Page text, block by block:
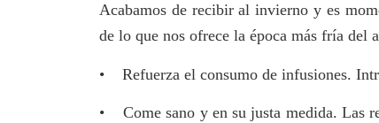
Acabamos de recibir al invierno y es
de lo que nos ofrece la época más fría del
• Refuerza el consumo de infusiones.
• Come sano y en su justa medida. Las